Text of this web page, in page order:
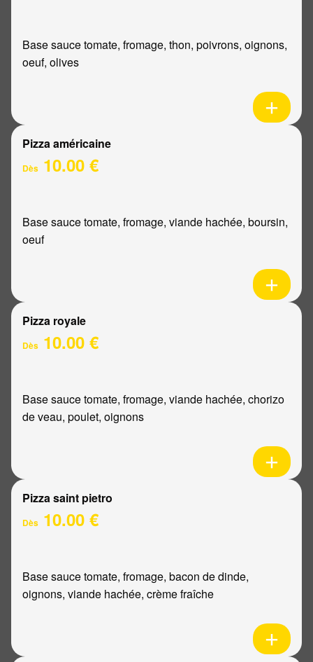
Base sauce tomate, fromage, thon, poivrons, oignons,
oeuf, olives
Pizza américaine
Dès 10.00 €
Base sauce tomate, fromage, viande hachée, boursin,
oeuf
Pizza royale
Dès 10.00 €
Base sauce tomate, fromage, viande hachée, chorizo
de veau, poulet, oignons
Pizza saint pietro
Dès 10.00 €
Base sauce tomate, fromage, bacon de dinde,
oignons, viande hachée, crème fraîche